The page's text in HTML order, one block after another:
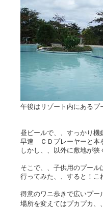
午後はリゾート内にある
昼ビールで、、すっかり機
早速 ＣＤプレーヤーと本
しかし、、以外に敷地が
そこで、、子供用のプー
行ってみた、、すると！こ
得意のワニ歩きで広いプー
場所を変えてはプカプカ